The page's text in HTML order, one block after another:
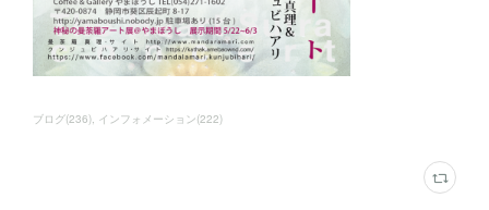
ブログ(236) インフォメーション(222)